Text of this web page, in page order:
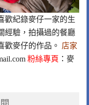
歡紀錄麥仔一家的生
經驗，拍攝過的餐廳
歡麥仔的作品。 店家
粉絲專頁 ： 麥